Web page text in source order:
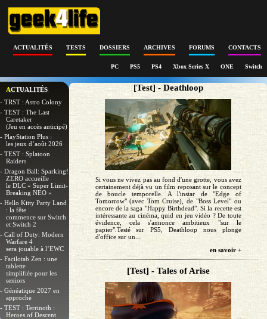
ACTUALITÉS TESTS DOSSIERS ARCHIVES FORUMS CONTACTS
PC PS5 PS4 Xbox Series X ONE Switch
ACTUALITÉS
- TRST : Astro Colony
- TEST : The Last
Caretaker
(Jeu en accès anticipé)
- PlayStation Plus :
les jeux d’août 2026
- TEST : Splatoon
Raiders
- Dragon Ball: Sparking!
ZERO accueille
le DLC « Super Limit-
Breaking NEO »
- Hello Kitty Party Land
: la fête
commence sur Switch
et Switch 2
- Call of Duty: Modern
Warfare 4
sera jouable à l’EWC
- Facilotab Zen : une
tablette
simplifiée pour les
seniors
- Généatique 2027 en
approche
- TEST : Terrinoth :
Heroes of Descent
[Test] - Deathloop
Si vous ne vivez pas au fond d'une grotte, vous avez
certainement déjà vu un film reposant sur le concept
de boucle temporelle. A l'instar de "Edge of
Tomorrow" (avec Tom Cruise), de "Boss Level" ou
encore de la saga "Happy Birthdead". Si la recette est
intéressante au cinéma, quid en jeu vidéo ? De toute
évidence, cela s'annonce ambitieux "sur le
papier".Testé sur PS5, Deathloop nous plonge
d'office sur un...
en savoir +
[Test] - Tales of Arise